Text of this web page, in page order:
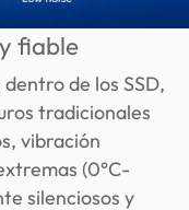
fiable
de los SSD,
tradicionales
vibración
(0°C-
silenciosos y